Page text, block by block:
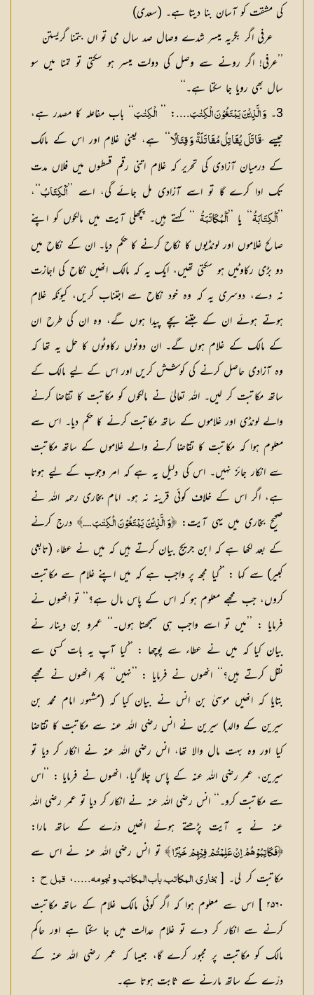
کی مشقت کو آسان بنا دیتا ہے۔ (سعدی)
عرفی اگر بگریہ میسر شدے وصال صد سال می تو اں بتمنا گریستن
’’عرفی! اگر رونے سے وصل کی دولت میسر ہو سکتی تو تمنا میں سو
سال بھی رویا جا سکتا ہے۔‘‘
3۔
وَ الَّذِيْنَ يَبْتَغُوْنَ الْكِتٰبَ....: ’’الْكِتٰبَ
‘‘ باب مفاعلہ کا مصدر ہے،
جیسے’’قَاتَلَ يُقَاتِلُ مُقَاتَلَةً وَ قِتَالًا
‘‘ ہے، یعنی غلام اور اس کے مالک
کے درمیان آزادی کی تحریر کہ غلام اتنی رقم قسطوں میں فلاں مدت
تک ادا کرے گا تو اسے آزادی مل جائے گی، اسے ’’اَلْكِتَابُ
‘‘،
’’اَلْكِتَابَةُ‘‘ یا ’’اَلْمُكَاتَبَةُ
‘‘ کہتے ہیں۔ پچھلی آیت میں مالکوں کو اپنے
صالح غلاموں اور لونڈیوں کا نکاح کرنے کا حکم دیا۔ ان کے نکاح میں
دو بڑی رکاوٹیں ہو سکتی تھیں، ایک یہ کہ مالک انھیں نکاح کی اجازت
نہ دے، دوسری یہ کہ وہ خود نکاح سے اجتناب کریں، کیونکہ غلام
ہوتے ہوئے ان کے جتنے بچے پیدا ہوں گے، وہ ان کی طرح ان
کے مالک کے غلام ہوں گے۔ ان دونوں رکاوٹوں کا حل یہ تھا کہ
وہ آزادی حاصل کرنے کی کوشش کریں اور اس کے لیے مالک کے
ساتھ مکاتبت کر لیں۔ اللہ تعالیٰ نے مالکوں کو مکاتبت کا تقاضا کرنے
والے لونڈی اور غلاموں کے ساتھ مکاتبت کرنے کا حکم دیا۔ اس سے
معلوم ہوا کہ مکاتبت کا تقاضا کرنے والے غلاموں کے ساتھ مکاتبت
سے انکار جائز نہیں۔ اس کی دلیل یہ ہے کہ امر وجوب کے لیے ہوتا
ہے، اگر اس کے خلاف کوئی قرینہ نہ ہو۔ امام بخاری رحمہ اللہ نے
صحیح بخاری میں یہی آیت:﴿وَ الَّذِيْنَ يَبْتَغُوْنَ الْكِتٰبَ ....﴾ درج کرنے
کے بعد لکھا ہے کہ ابن جریج بیان کرتے ہیں کہ میں نے عطاء (تابعی
کبیر) سے کہا : ’’کیا مجھ پر واجب ہے کہ میں اپنے غلام سے مکاتبت
کروں، جب مجھے معلوم ہو کہ اس کے پاس مال ہے؟‘‘ تو انھوں نے
فرمایا : ’’میں تو اسے واجب ہی سمجھتا ہوں۔‘‘ عمرو بن دینار نے
بیان کیا کہ میں نے عطاء سے پوچھا : ’’کیا آپ یہ بات کسی سے
نقل کرتے ہیں؟‘‘ انھوں نے فرمایا : ’’نہیں‘‘ پھر انھوں نے مجھے
بتایا کہ انھیں موسیٰ بن انس نے بیان کیا کہ (مشہور امام محمد بن
سیرین کے والد) سیرین نے انس رضی اللہ عنہ سے مکاتبت کا تقاضا
کیا اور وہ بہت مال والا تھا، انس رضی اللہ عنہ نے انکار کر دیا تو
سیرین، عمر رضی اللہ عنہ کے پاس چلا گیا، انھوں نے فرمایا : ’’اس
سے مکاتبت کرو۔‘‘ انس رضی اللہ عنہ نے انکار کر دیا تو عمر رضی اللہ
عنہ نے یہ آیت پڑھتے ہوئے انھیں درّے کے ساتھ مارا:
﴿فَكَاتِبُوْهُمْ اِنْ عَلِمْتُمْ فِيْهِمْ خَيْرًا ﴾ تو انس رضی اللہ عنہ نے اس سے
مکاتبت کر لی۔ [بخاري، المکاتب، باب المکاتب و نجومہ.....،قبل ح:
۲۵۶۰ ] اس سے معلوم ہوا کہ اگر کوئی مالک غلام کے ساتھ مکاتبت
کرنے سے انکار کر دے تو غلام عدالت میں جا سکتا ہے اور حاکم
مالک کو مکاتبت پر مجبور کرے گا، جیسا کہ عمر رضی اللہ عنہ کے
درّے کے ساتھ مارنے سے ثابت ہوتا ہے۔